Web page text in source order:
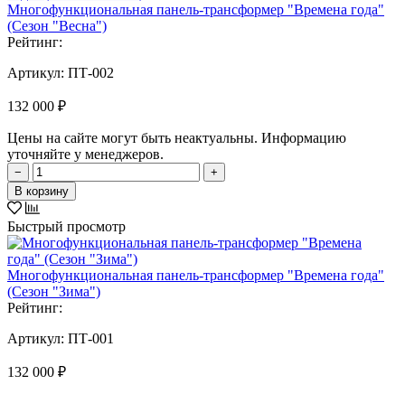
Многофункциональная панель-трансформер "Времена года"
(Сезон "Весна")
Рейтинг:
Артикул: ПТ-002
132 000 ₽
Цены на сайте могут быть неактуальны. Информацию
уточняйте у менеджеров.
−
+
В корзину
Быстрый просмотр
Многофункциональная панель-трансформер "Времена года"
(Сезон "Зима")
Рейтинг:
Артикул: ПТ-001
132 000 ₽